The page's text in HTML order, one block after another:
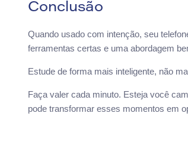
Conclusão
Quando usado com intenção, seu
ferramentas certas e uma abordagem
Estude de forma mais inteligente, não
Faça valer cada minuto. Esteja você
pode transformar esses momentos em